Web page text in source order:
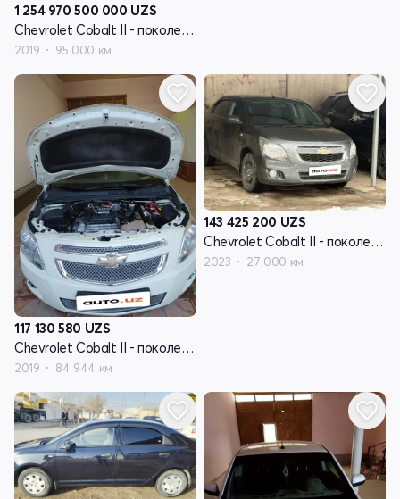
1 254 970 500 000 UZS
Chevrolet Cobalt II - поколение рестайлинг
2019 95 000 км
117 130 580 UZS
Chevrolet Cobalt II - поколение рестайлинг
2019 84 944 км
143 425 200 UZS
Chevrolet Cobalt II - поколение рестайлинг
2023 27 000 км